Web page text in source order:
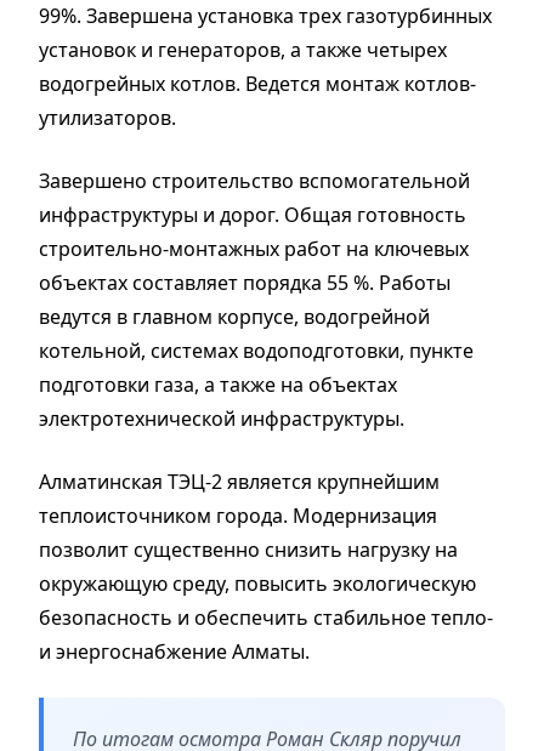
99%. Завершена установка трех газотурбинных
установок и генераторов, а также четырех
водогрейных котлов. Ведется монтаж котлов-
утилизаторов.
Завершено строительство вспомогательной
инфраструктуры и дорог. Общая готовность
строительно-монтажных работ на ключевых
объектах составляет порядка 55 %. Работы
ведутся в главном корпусе, водогрейной
котельной, системах водоподготовки, пункте
подготовки газа, а также на объектах
электротехнической инфраструктуры.
Алматинская ТЭЦ-2 является крупнейшим
теплоисточником города. Модернизация
позволит существенно снизить нагрузку на
окружающую среду, повысить экологическую
безопасность и обеспечить стабильное тепло-
и энергоснабжение Алматы.
По итогам осмотра Роман Скляр поручил